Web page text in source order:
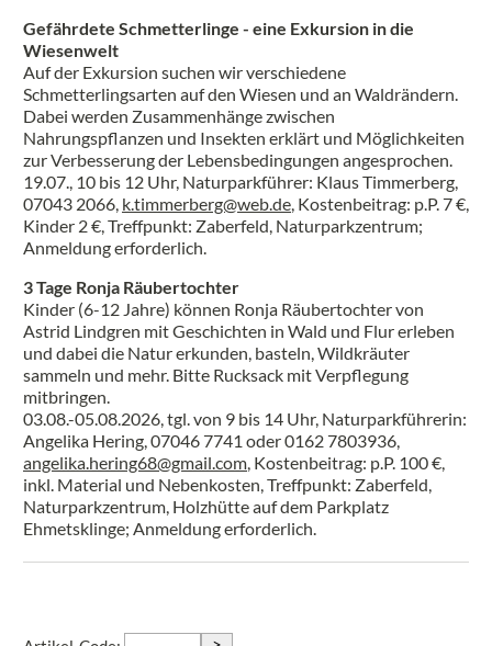
Gefährdete Schmetterlinge - eine Exkursion in die
Wiesenwelt
Auf der Exkursion suchen wir verschiedene
Schmetterlingsarten auf den Wiesen und an Waldrändern.
Dabei werden Zusammenhänge zwischen
Nahrungspflanzen und Insekten erklärt und Möglichkeiten
zur Verbesserung der Lebensbedingungen angesprochen.
19.07., 10 bis 12 Uhr, Naturparkführer: Klaus Timmerberg,
07043 2066, k.timmerberg@web.de , Kostenbeitrag: p.P. 7 €,
Kinder 2 €, Treffpunkt: Zaberfeld, Naturparkzentrum;
Anmeldung erforderlich.
3 Tage Ronja Räubertochter
Kinder (6-12 Jahre) können Ronja Räubertochter von
Astrid Lindgren mit Geschichten in Wald und Flur erleben
und dabei die Natur erkunden, basteln, Wildkräuter
sammeln und mehr. Bitte Rucksack mit Verpflegung
mitbringen.
03.08.-05.08.2026, tgl. von 9 bis 14 Uhr, Naturparkführerin:
Angelika Hering, 07046 7741 oder 0162 7803936,
angelika.hering68@gmail.com , Kostenbeitrag: p.P. 100 €,
inkl. Material und Nebenkosten, Treffpunkt: Zaberfeld,
Naturparkzentrum, Holzhütte auf dem Parkplatz
Ehmetsklinge; Anmeldung erforderlich.